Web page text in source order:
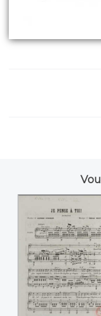
Je pense à toi
(Emile Bret /
Guichon)